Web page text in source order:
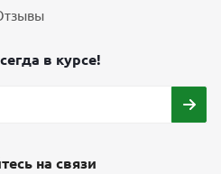
в курсе!
на связи